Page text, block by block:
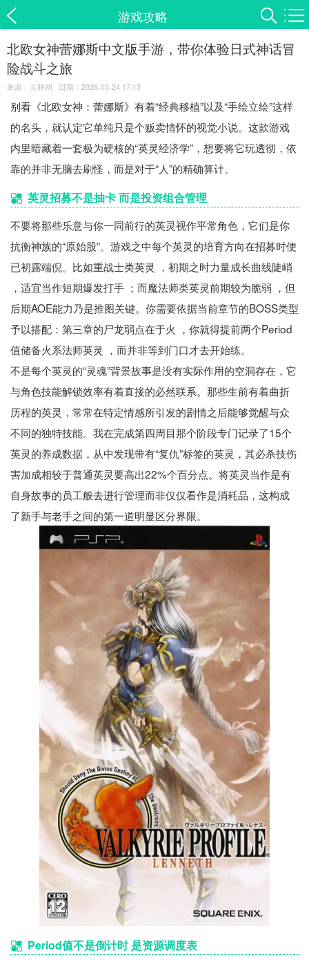
游戏攻略
北欧女神蕾娜斯中文版手游，带你体验日式神话冒
险战斗之旅
来源：互联网 日期：2026-03-24 17:13
别看《北欧女神：蕾娜斯》有着“经典移植”以及“手绘立绘”这样
的名头，就认定它单纯只是个贩卖情怀的视觉小说。这款游戏
内里暗藏着一套极为硬核的“英灵经济学”，想要将它玩透彻，依
靠的并非无脑去刷怪，而是对于“人”的精确算计。
英灵招募不是抽卡 而是投资组合管理
不要将那些乐意与你一同前行的英灵视作平常角色，它们是你
抗衡神族的“原始股”。游戏之中每个英灵的培育方向在招募时便
已初露端倪。比如重战士类英灵 ，初期之时力量成长曲线陡峭
，适宜当作短期爆发打手 ；而魔法师类英灵前期较为脆弱 ，但
后期AOE能力乃是推图关键。你需要依据当前章节的BOSS类型
予以搭配：第三章的尸龙弱点在于火 ，你就得提前两个Period
值储备火系法师英灵 ，而并非等到门口才去开始练。
不是每个英灵的“灵魂”背景故事是没有实际作用的空洞存在，它
与角色技能解锁效率有着直接的必然联系。那些生前有着曲折
历程的英灵，常常在特定情感所引发的剧情之后能够觉醒与众
不同的独特技能。我在完成第四周目那个阶段专门记录了15个
英灵的养成数据，从中发现带有“复仇”标签的英灵，其必杀技伤
害加成相较于普通英灵要高出22%个百分点。将英灵当作是有
自身故事的员工般去进行管理而非仅仅看作是消耗品，这构成
了新手与老手之间的第一道明显区分界限。
Period值不是倒计时 是资源调度表